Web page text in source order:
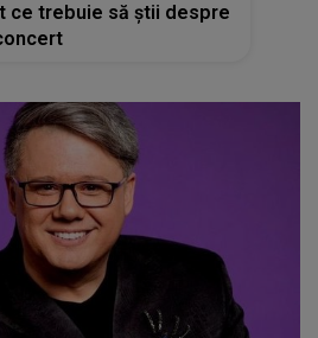
ce trebuie să știi despre